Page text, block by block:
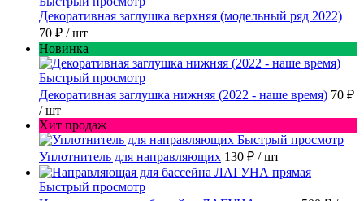
Декоративная заглушка верхняя (модельный ряд 2022)
70 ₽ / шт
Новинка
Быстрый просмотр
Декоративная заглушка нижняя (2022 - наше время) 70 ₽
/ шт
Хит продаж
Быстрый просмотр
Уплотнитель для направляющих 130 ₽ / шт
Быстрый просмотр